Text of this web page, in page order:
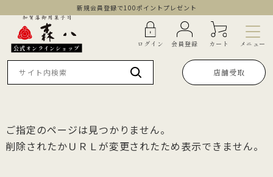
新規会員登録で100ポイントプレゼント
公式オンラインショップ ログイン 会員登録 カート メニュー
店舗受取
ご指定のページは見つかりません。
削除されたかＵＲＬが変更されたため表示できません。